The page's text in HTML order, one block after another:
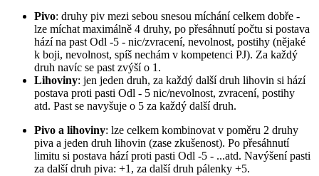
Pivo: druhy piv mezi sebou snesou míchání celkem dobře -
lze míchat maximálně 4 druhy, po přesáhnutí počtu si postava
hází na past Odl -5 - nic/zvracení, nevolnost, postihy (nějaké
k boji, nevolnost, spíš nechám v kompetenci PJ). Za každý
druh navíc se past zvýší o 1.
Lihoviny: jen jeden druh, za každý další druh lihovin si hází
postava proti pasti Odl - 5 nic/nevolnost, zvracení, postihy
atd. Past se navyšuje o 5 za každý další druh.
Pivo a lihoviny: lze celkem kombinovat v poměru 2 druhy
piva a jeden druh lihovin (zase zkušenost). Po přesáhnutí
limitu si postava hází proti pasti Odl -5 - ...atd. Navýšení pasti
za další druh piva: +1, za další druh pálenky +5.